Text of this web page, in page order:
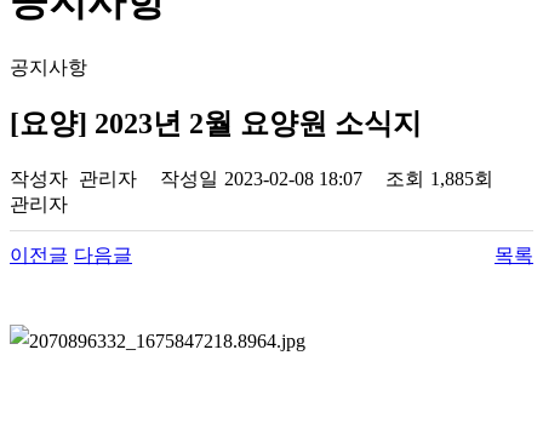
공지사항
[요양] 2023년 2월 요양원 소식지
작성자 관리자 작성일 2023-02-08 18:07 조회 1,885회
관리자
이전글 다음글 목록